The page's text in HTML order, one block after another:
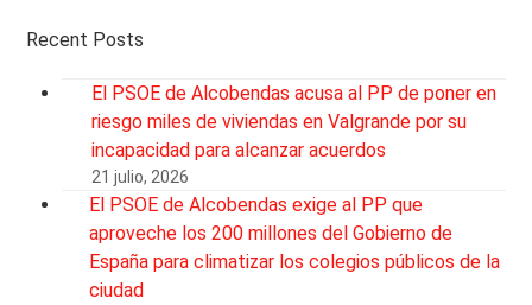
Recent Posts
El PSOE de Alcobendas acusa al PP de poner en
riesgo miles de viviendas en Valgrande por su
incapacidad para alcanzar acuerdos
21 julio, 2026
El PSOE de Alcobendas exige al PP que
aproveche los 200 millones del Gobierno de
España para climatizar los colegios públicos de la
ciudad